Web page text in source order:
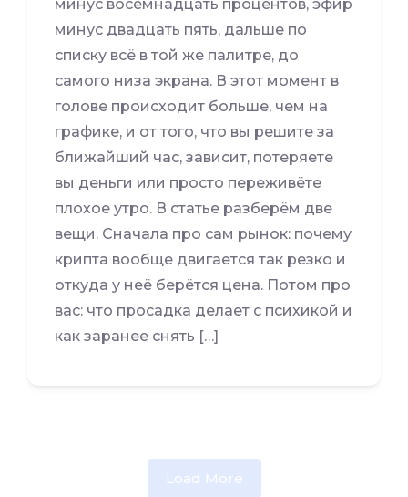
минус восемнадцать процентов, эфир
минус двадцать пять, дальше по
списку всё в той же палитре, до
самого низа экрана. В этот момент в
голове происходит больше, чем на
графике, и от того, что вы решите за
ближайший час, зависит, потеряете
вы деньги или просто переживёте
плохое утро. В статье разберём две
вещи. Сначала про сам рынок: почему
крипта вообще двигается так резко и
откуда у неё берётся цена. Потом про
вас: что просадка делает с психикой и
как заранее снять […]
Load More